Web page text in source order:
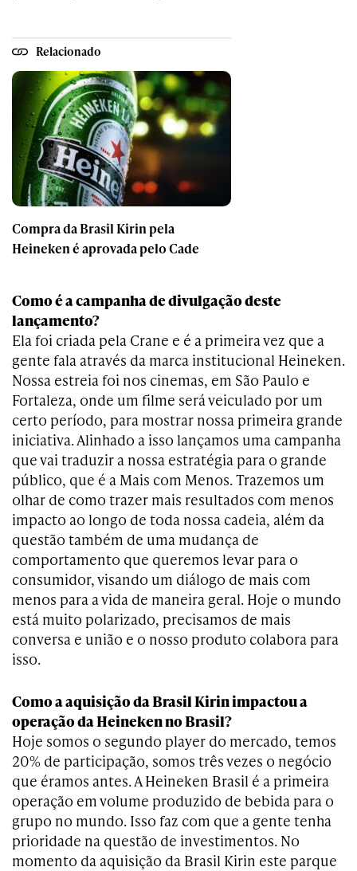
Relacionado
Compra da Brasil Kirin pela
Heineken é aprovada pelo Cade
Como é a campanha de divulgação deste
lançamento?
Ela foi criada pela Crane e é a primeira vez que a
gente fala através da marca institucional Heineken.
Nossa estreia foi nos cinemas, em São Paulo e
Fortaleza, onde um filme será veiculado por um
certo período, para mostrar nossa primeira grande
iniciativa. Alinhado a isso lançamos uma campanha
que vai traduzir a nossa estratégia para o grande
público, que é a Mais com Menos. Trazemos um
olhar de como trazer mais resultados com menos
impacto ao longo de toda nossa cadeia, além da
questão também de uma mudança de
comportamento que queremos levar para o
consumidor, visando um diálogo de mais com
menos para a vida de maneira geral. Hoje o mundo
está muito polarizado, precisamos de mais
conversa e união e o nosso produto colabora para
isso.
Como a aquisição da Brasil Kirin impactou a
operação da Heineken no Brasil?
Hoje somos o segundo player do mercado, temos
20% de participação, somos três vezes o negócio
que éramos antes. A Heineken Brasil é a primeira
operação em volume produzido de bebida para o
grupo no mundo. Isso faz com que a gente tenha
prioridade na questão de investimentos. No
momento da aquisição da Brasil Kirin este parque